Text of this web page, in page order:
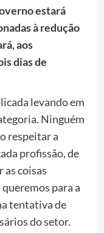
estará
à redução
aos
dias de
levando em
Ninguém
respeitar a
profissão, de
as coisas
para a
tentativa de
do setor.